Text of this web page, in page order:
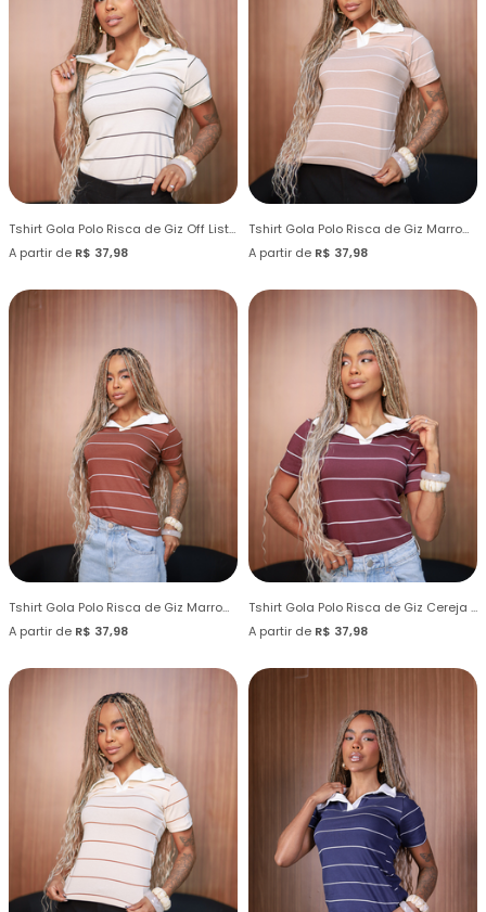
Tshirt Gola Polo Risca de Giz Off Listras Pretas
A partir de R$ 37,98
Tshirt Gola Polo Risca de Giz Marrom Mink
A partir de R$ 37,98
Tshirt Gola Polo Risca de Giz Marrom Cynnamom
A partir de R$ 37,98
Tshirt Gola Polo Risca de Giz Cereja Laqueada
A partir de R$ 37,98